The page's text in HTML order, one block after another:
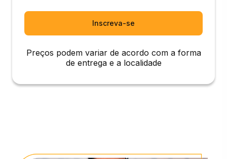
Inscreva-se
Preços podem variar de acordo com a forma
de entrega e a localidade